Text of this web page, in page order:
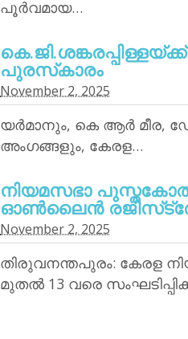
പൂര്‍വമായ…
പുരസ്‌കാരം
November 2, 2025
യര്‍മാനും, കെ ആര്‍ മീര,
അംഗങ്ങളും, കേരള…
നിയമസഭാ
ഓണ്‍ലൈന്‍
November 2, 2025
തിരുവനന്തപുരം: കേരള
മുതല്‍ 13 വരെ